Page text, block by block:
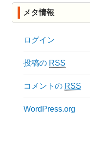
メタ情報
ログイン
投稿の RSS
コメントの RSS
WordPress.org